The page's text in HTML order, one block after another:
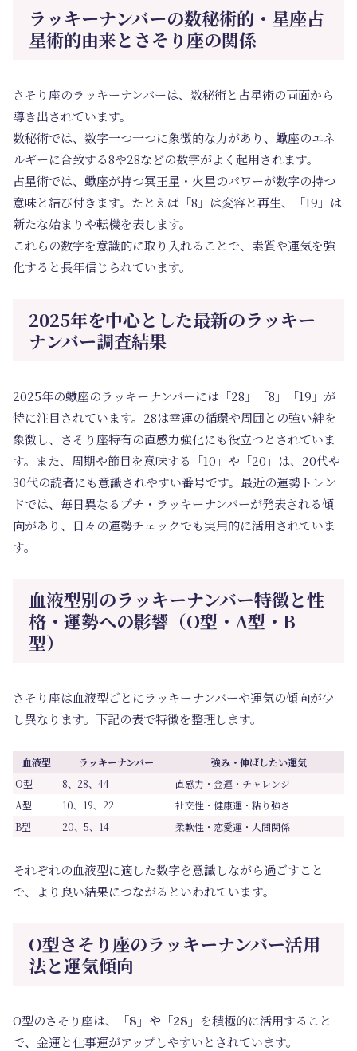
ラッキーナンバーの数秘術的・星座占
星術的由来とさそり座の関係
さそり座のラッキーナンバーは、数秘術と占星術の両面から
導き出されています。
数秘術では、数字一つ一つに象徴的な力があり、蠍座のエネ
ルギーに合致する8や28などの数字がよく起用されます。
占星術では、蠍座が持つ冥王星・火星のパワーが数字の持つ
意味と結び付きます。たとえば「8」は変容と再生、「19」は
新たな始まりや転機を表します。
これらの数字を意識的に取り入れることで、素質や運気を強
化すると長年信じられています。
2025年を中心とした最新のラッキー
ナンバー調査結果
2025年の蠍座のラッキーナンバーには「28」「8」「19」が
特に注目されています。28は幸運の循環や周囲との強い絆を
象徴し、さそり座特有の直感力強化にも役立つとされていま
す。また、周期や節目を意味する「10」や「20」は、20代や
30代の読者にも意識されやすい番号です。最近の運勢トレン
ドでは、毎日異なるプチ・ラッキーナンバーが発表される傾
向があり、日々の運勢チェックでも実用的に活用されていま
す。
血液型別のラッキーナンバー特徴と性
格・運勢への影響（O型・A型・B
型）
さそり座は血液型ごとにラッキーナンバーや運気の傾向が少
し異なります。下記の表で特徴を整理します。
血液型 ラッキーナンバー
強み・伸ばしたい運気
O型
8、28、44
直感力・金運・チャレンジ
A型
10、19、22
社交性・健康運・粘り強さ
B型
20、5、14 柔軟性・恋愛運・人間関係
それぞれの血液型に適した数字を意識しながら過ごすこと
で、より良い結果につながるといわれています。
O型さそり座のラッキーナンバー活用
法と運気傾向
O型のさそり座は、 「8」や「28」 を積極的に活用すること
で、金運と仕事運がアップしやすいとされています。